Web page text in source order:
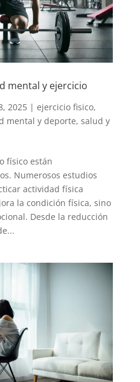
mental y ejercicio
2025| ejercicio fisico,
mental y deporte, salud y
físico están
Numerosos estudios
actividad física
la condición física, sino
Desde la reducción